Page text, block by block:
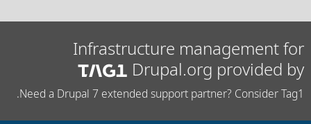
Infrastructure management for
Drupal.org provided by
Need a Drupal 7 extended support partner? Consider Tag1.